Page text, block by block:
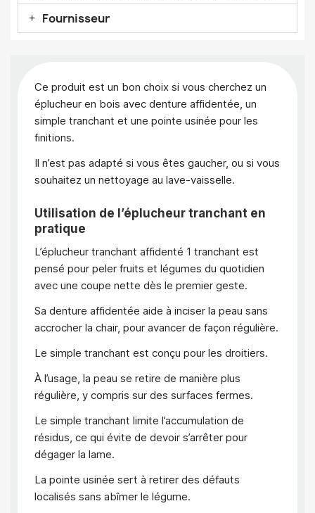
Fournisseur
Ce produit est un bon choix si vous cherchez un
éplucheur en bois avec denture affidentée, un
simple tranchant et une pointe usinée pour les
finitions.
Il n’est pas adapté si vous êtes gaucher, ou si vous
souhaitez un nettoyage au lave-vaisselle.
Utilisation de l’éplucheur tranchant en
pratique
L’éplucheur tranchant affidenté 1 tranchant est
pensé pour peler fruits et légumes du quotidien
avec une coupe nette dès le premier geste.
Sa denture affidentée aide à inciser la peau sans
accrocher la chair, pour avancer de façon régulière.
Le simple tranchant est conçu pour les droitiers.
À l’usage, la peau se retire de manière plus
régulière, y compris sur des surfaces fermes.
Le simple tranchant limite l’accumulation de
résidus, ce qui évite de devoir s’arrêter pour
dégager la lame.
La pointe usinée sert à retirer des défauts
localisés sans abîmer le légume.